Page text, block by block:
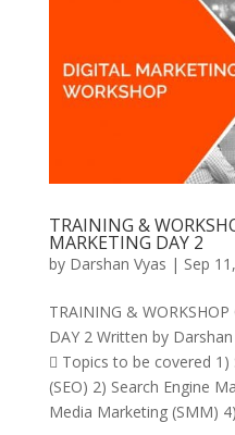
TRAINING &
MARKETING DAY 2
by Darshan Vyas | Sep
TRAINING &
DAY 2 Written by
 Topics to be covered 1)
(SEO) 2) Search Engine
Media Marketing (SMM)